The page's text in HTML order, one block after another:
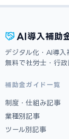
AI 導入補助
デジタル化・AI導
無料で社労士・行
補助金ガイド一覧
制度・仕組み記事
業種別記事
ツール別記事